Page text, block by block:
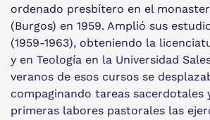
ordenado presbítero en el
(Burgos) en 1959. Amplió sus
(1959-1963), obteniendo la
y en Teología en la Universidad
veranos de esos cursos se
compaginando tareas sacerdotales
primeras labores pastorales las